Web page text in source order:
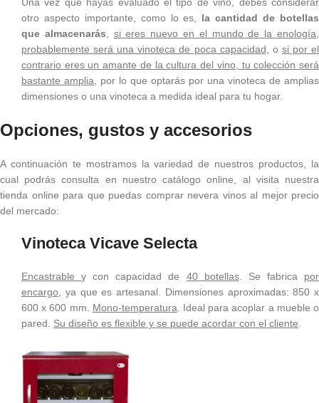
otro aspecto importante, como lo es, la cantidad de botellas
que almacenarás
si eres nuevo en el mundo de la enología,
probablemente será una vinoteca de poca capacidad,
o si por el
contrario eres un amante de la cultura del vino, tu colección será
bastante amplia , por lo que optarás por una vinoteca de amplias
dimensiones o una vinoteca a medida ideal para tu hogar.
Opciones, gustos y accesorios
A continuación te mostramos la variedad de nuestros productos, la
cual podrás consulta en nuestro catálogo online, al visita nuestra
tienda online para que puedas comprar nevera vinos al mejor precio
del mercado:
Vinoteca Vicave Selecta
Encastrabley con capacidad de 40 botellas. Se fabrica por
encargo , ya que es artesanal. Dimensiones aproximadas: 850 x
600 x 600 mm. Mono-temperatura . Ideal para acoplar a mueble o
pared. Su diseño es flexible y se puede acordar con el cliente